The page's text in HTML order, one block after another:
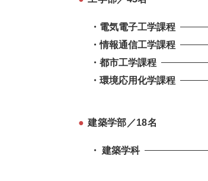
・電気電子工学課程
・情報通信工学課程
・都市工学課程
・環境応用化学課程
● 建築学部／18名
・ 建築学科